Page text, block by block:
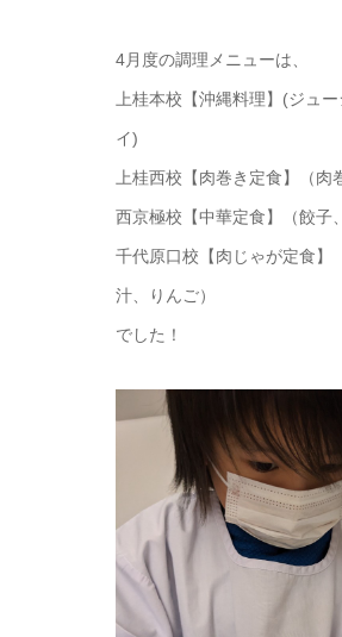
4月度の調理メニューは、
上桂本校【沖縄料理】(ジュ
イ)
上桂西校【肉巻き定食】（
西京極校【中華定食】（餃子
千代原口校【肉じゃが定食】
汁、りんご）
でした！